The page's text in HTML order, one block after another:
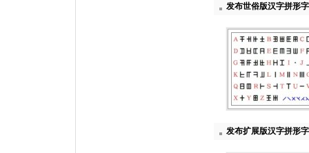
发布世俗版汉字拼形
发布扩展版汉字拼形